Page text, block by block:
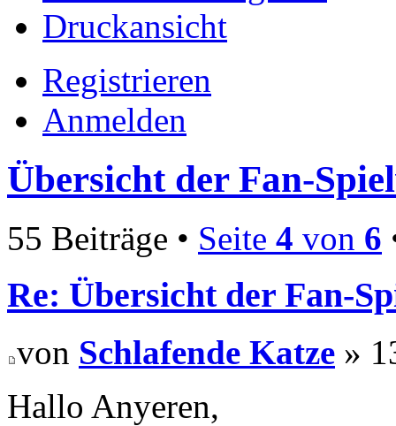
Druckansicht
Registrieren
Anmelden
Übersicht der Fan-
55 Beiträge • Seite 4 von 6
Re: Übersicht der Fan-
von Schlafende Katze »
Hallo Anyeren,